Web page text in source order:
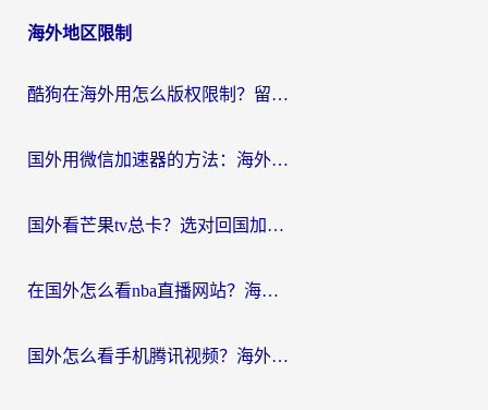
海外地区限制
酷狗在海外用怎么版权限制？留学生亲测：3步解决听国内音乐难题
国外用微信加速器的方法：海外党无缝连接国内生活的实用指南
国外看芒果tv总卡？选对回国加速器，轻松追《浪姐》不费劲
在国外怎么看nba直播网站？海外党专属体育观赛指南，告别地区限制！
国外怎么看手机腾讯视频？海外党亲测有效的追剧加速器选择指南